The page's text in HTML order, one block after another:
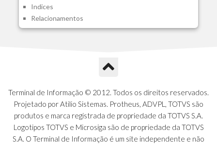
A1N - Tipos de Card
A1O - Cards Dashboard
A1P - Tipos de Charts
A1S - Notificacoes do Vendedor
A1U - Intermediadores
A1V - Schemas - Gestao de Vendas
A1W - Campos do Schema
A1X - CFDI Complemento Carta Porte
A1Y - Carta Porte - Localizacoes
Indices
Relacionamentos
Terminal de Informação © 2012. Todos os direitos reservados.
Projetado por Atilio Sistemas. Protheus, ADVPL, TOTVS são
produtos e marca registrada de propriedade da TOTVS S.A.
Logotipos TOTVS e Microsiga são de propriedade da TOTVS
S.A. O Terminal de Informação é um site independente e não